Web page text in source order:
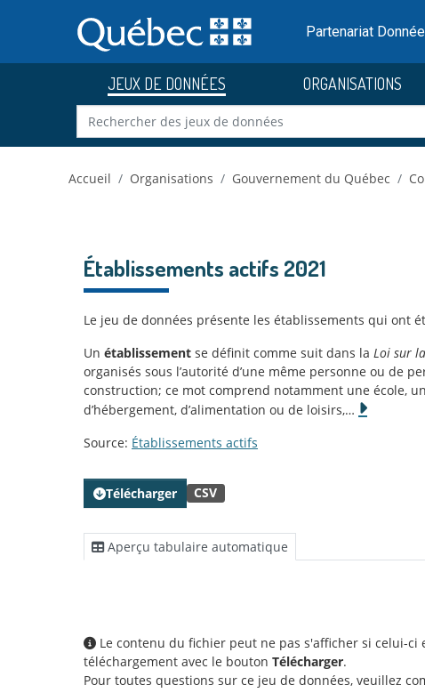
au
contenu
Partenariat
JEUX DE DONNÉES ORGANISATIONS
Accueil Organisations Gouvernement du Québec
Établissements actifs 2021
Le jeu de données présente les établissements qui ont
Un établissement se définit comme suit dans la Loi sur
organisés sous l’autorité d’une même personne ou de
construction; ce mot comprend notamment une école,
d’hébergement, d’alimentation ou de loisirs,…
Source: Établissements actifs
Télécharger CSV
Aperçu tabulaire automatique
Le contenu du fichier peut ne pas s'afficher si celui-
téléchargement avec le bouton Télécharger.
Pour toutes questions sur ce jeu de données, veuillez